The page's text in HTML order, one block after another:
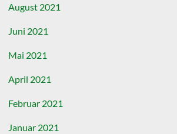
August 2021
Juni 2021
Mai 2021
April 2021
Februar 2021
Januar 2021